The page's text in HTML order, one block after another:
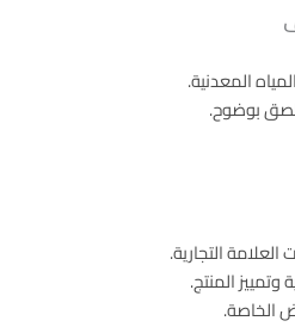
المعدنية.
بوضوح.
التجارية.
المنتج.
الخاصة.